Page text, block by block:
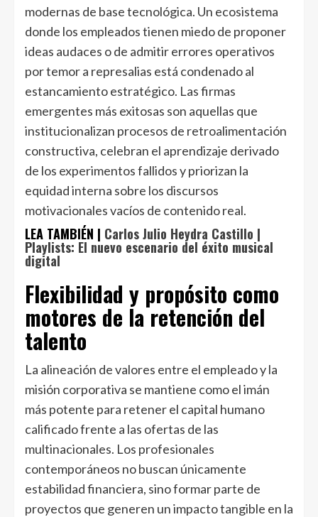
modernas de base tecnológica. Un ecosistema
donde los empleados tienen miedo de proponer
ideas audaces o de admitir errores operativos
por temor a represalias está condenado al
estancamiento estratégico. Las firmas
emergentes más exitosas son aquellas que
institucionalizan procesos de retroalimentación
constructiva, celebran el aprendizaje derivado
de los experimentos fallidos y priorizan la
equidad interna sobre los discursos
motivacionales vacíos de contenido real.
LEA TAMBIÉN | Carlos Julio Heydra Castillo |
Playlists: El nuevo escenario del éxito musical
digital
Flexibilidad y propósito como
motores de la retención del
talento
La alineación de valores entre el empleado y la
misión corporativa se mantiene como el imán
más potente para retener el capital humano
calificado frente a las ofertas de las
multinacionales. Los profesionales
contemporáneos no buscan únicamente
estabilidad financiera, sino formar parte de
proyectos que generen un impacto tangible en la